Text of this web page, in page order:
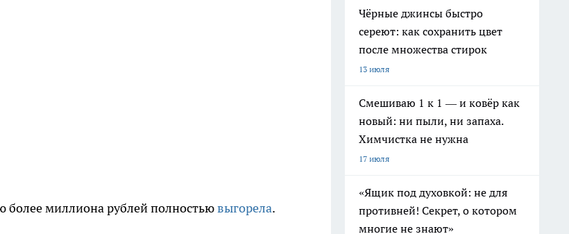
более миллиона рублей полностьювыгорела.
Чёрные джинсы быстро
сереют: как сохранить цвет
после множества стирок
13 июля
Смешиваю 1 к 1 — и ковёр как
новый: ни пыли, ни запаха.
Химчистка не нужна
17 июля
«Ящик под духовкой: не для
противней! Секрет, о котором
многие не знают»